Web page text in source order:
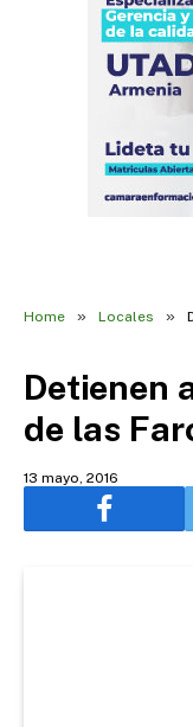
Home » Locales »
Detienen
de las
13 mayo, 2016